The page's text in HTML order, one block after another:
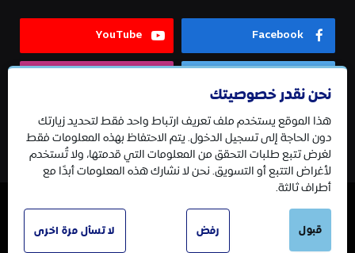
Facebook
YouTube
Telegram
نحن نقدر خصوصيتك
هذا الموقع يستخدم ملف تعريف ارتباط واحد فقط لتحديد زيارتك
دون الحاجة إلى تسجيل الدخول. يتم الاحتفاظ بهذه المعلومات فقط
لغرض تتبع طلبات التحقق من المعلومات التي قدمتها، ولا تُستخدم
لأغراض التتبع أو التسويق. نحن لا نشارك هذه المعلومات أبدًا مع
أطراف ثالثة.
قبول رفض لا تسأل مرة اخرى